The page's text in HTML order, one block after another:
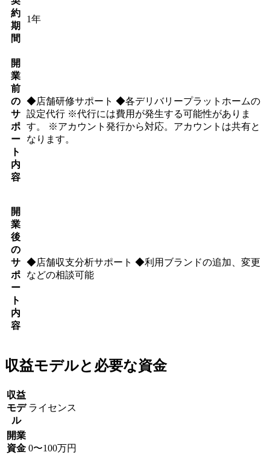
約
期
間
1年
開
業
前
の
サ
ポ
ー
ト
内
容
◆店舗研修サポート ◆各デリバリープラットホームの
設定代行 ※代行には費用が発生する可能性がありま
す。 ※アカウント発行から対応。アカウントは共有と
なります。
開
業
後
の
サ
ポ
ー
ト
内
容
◆店舗収支分析サポート ◆利用ブランドの追加、変更
などの相談可能
収益モデルと必要な資金
収益
モデ
ル
ライセンス
開業
資金 0〜100万円